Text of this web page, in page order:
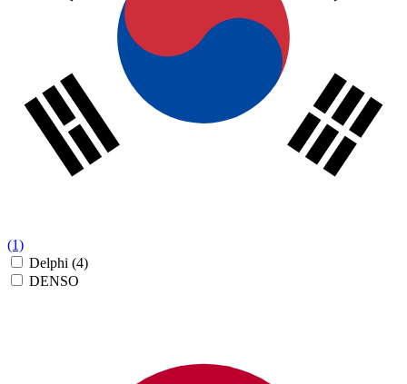
(1)
Delphi (4)
DENSO